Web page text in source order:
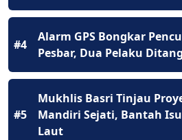
#4
Alarm GPS Bongkar
Pesbar, Dua Pelaku
#5
Mukhlis Basri Tinjau
Mandiri Sejati, Bantah
Laut